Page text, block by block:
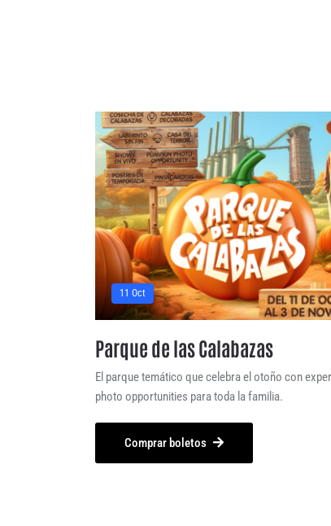
11 Oct
Parque de las Calabazas
El parque temático que celebra el otoño con
photo opportunities para toda la familia.
Comprar boletos